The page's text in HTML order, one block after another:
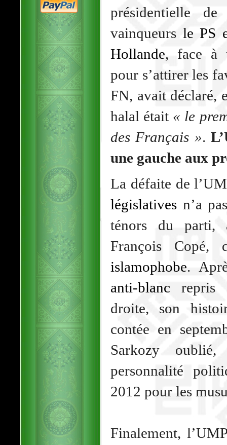
présidentielle
vainqueurs le PS
Hollande, face à
pour s’attirer les
FN, avait déclaré,
halal était « le
des Français ».
une gauche aux
La défaite de
législatives n’a
ténors du parti,
François
islamophobe.
anti-blanc repris
droite, son
contée en
Sarkozy
personnalité
2012 pour les
Finalement,